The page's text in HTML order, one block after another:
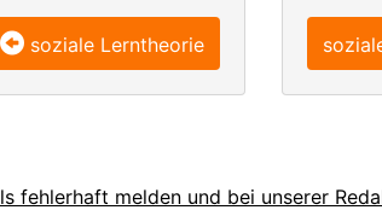
soziale Lerntheorie
fehlerhaft melden und bei unserer